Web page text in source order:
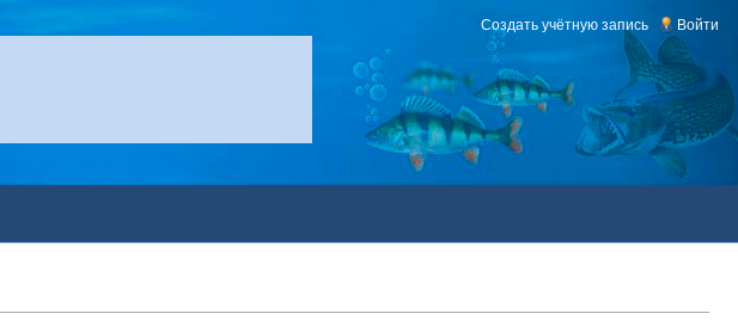
Создать учётную запись Войти